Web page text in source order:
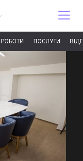
РОБОТИ ПОСЛУГИ